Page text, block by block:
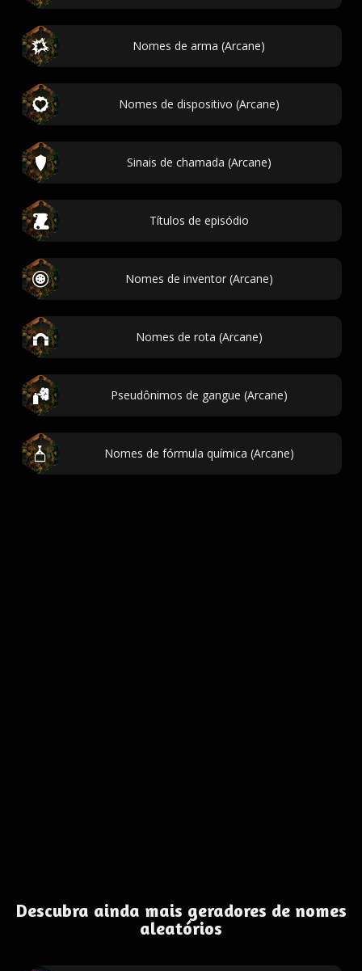
Nomes de arma (Arcane)
Nomes de dispositivo (Arcane)
Sinais de chamada (Arcane)
Títulos de episódio
Nomes de inventor (Arcane)
Nomes de rota (Arcane)
Pseudônimos de gangue (Arcane)
Nomes de fórmula química (Arcane)
Descubra ainda mais geradores de nomes
aleatórios